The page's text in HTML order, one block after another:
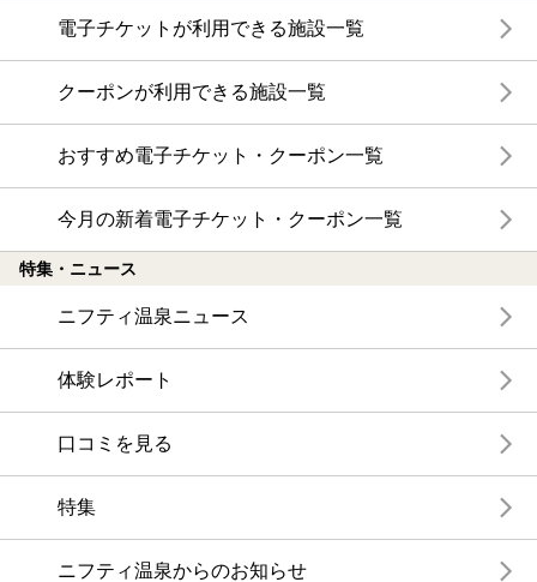
電子チケットが利用できる施設一覧
クーポンが利用できる施設一覧
おすすめ電子チケット・クーポン一覧
今月の新着電子チケット・クーポン一覧
特集・ニュース
ニフティ温泉ニュース
体験レポート
口コミを見る
特集
ニフティ温泉からのお知らせ